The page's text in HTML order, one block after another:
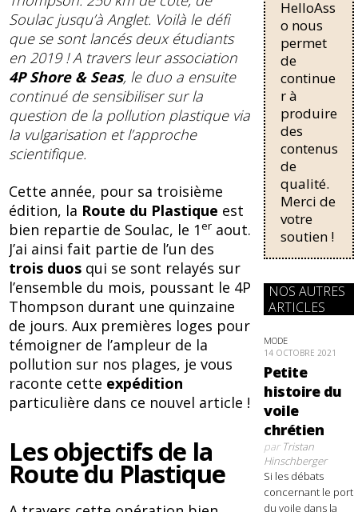
o
k
Soulac jusqu’à Anglet. Voilà le défi
que se sont lancés deux étudiants
en 2019 ! A travers leur association
4P Shore & Seas, le duo a ensuite
continué de sensibiliser sur la
question de la pollution plastique via
la vulgarisation et l’approche
scientifique.
Cette année, pour sa troisième
édition, la Route du Plastique est
bien repartie de Soulac, le 1er aout.
J’ai ainsi fait partie de l’un des
trois duos qui se sont relayés sur
l’ensemble du mois, poussant le 4P
Thompson durant une quinzaine
de jours. Aux premières loges pour
témoigner de l’ampleur de la
pollution sur nos plages, je vous
raconte cette expédition
particulière dans ce nouvel article !
Les objectifs de la
Route du Plastique
pour une
régularisati
on,
passant de
trois...
HelloAss
o nous
permet
de
continue
r à
produire
des
contenus
de
qualité.
Merci de
votre
soutien !
NOS AUTRES
ARTICLES
MODE
14 OCTOBRE 2021
Petite
histoire du
voile
chrétien
parTristan
Hinschberger
Si les débats
concernant le port
du voile dans la